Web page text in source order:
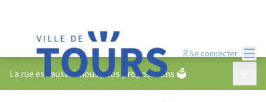
Se connecter
La rue est aussi à nous/Vos propositions 🗳️